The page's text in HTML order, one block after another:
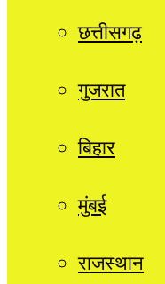
छत्तीसगढ़
गुजरात
बिहार
मुंबई
राजस्थान